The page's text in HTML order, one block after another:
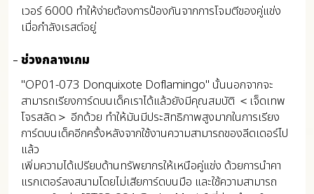
เวอร์ 6000 ทำให้ง่ายต้องการป้องกันจากการโจมตีของคู่แข่ง
เมื่อกำลังเรสต์อยู่
ช่วงกลางเกม
"OP01-073 Donquixote Doflamingo" นั้นนอกจากจะ
สามารถเรียงการ์ดบนเด็คเราได้แล้วยังมีคุณสมบัติ ＜เจ็ดเทพ
โจรสลัด＞ อีกด้วย ทำให้มันมีประสิทธิภาพสูงมากในการเรียง
การ์ดบนเด็คอีกครั้งหลังจากใช้งานความสามารถของลีดเดอร์ไป
แล้ว
เพิ่มความได้เปรียบด้านทรัพยากรให้เหนือคู่แข่ง ด้วยการนำคา
แรกเตอร์ลงสนามโดยไม่เสียการ์ดบนมือ และใช้ความสามารถ